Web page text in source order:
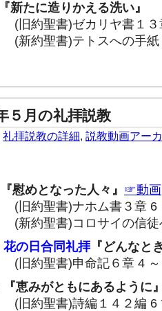
『新たに造りかえる洗い』
(旧約聖書)ゼカリヤ書１
)テトスへの手紙３
５月の礼拝説教
礼拝説教の詳細, 説教動画アー
『慰めとなった人々』 ☞動画
)ナホム書３章 6
)コロサイの信徒への
花の日合同礼拝『どんなと
)申命記６章 4 ～
『恵みがともにあるように
)詩編１４２編 6 節